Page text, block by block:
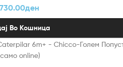
730.00ден
Во Кошница